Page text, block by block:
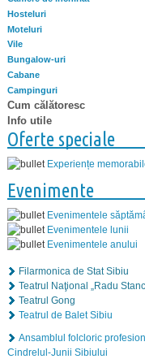
Hosteluri
Moteluri
Vile
Bungalow-uri
Cabane
Campinguri
Cum călătoresc
Info utile
Oferte speciale
Experiențe
Evenimente
Evenimentele
Evenimentele lunii
Evenimentele anului
Filarmonica de Stat Sibiu
Teatrul Naţional „Radu
Teatrul Gong
Teatrul de Balet Sibiu
Ansamblul folcloric
Cindrelul-Junii Sibiului